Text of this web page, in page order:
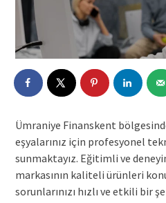
Ümraniye Finanskent
eşyalarınız için profesyonel
sunmaktayız. Eğitimli ve
markasının kaliteli ürünleri
sorunlarınızı hızlı ve etkili bir